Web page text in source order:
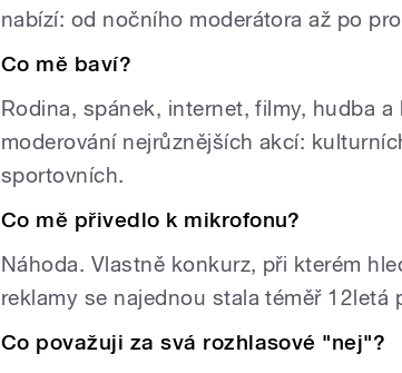
nabízí: od nočního moderátora až po
Co mě baví?
Rodina, spánek, internet, filmy, hudba a
moderování nejrůznějších akcí:
sportovních.
Co mě přivedlo k mikrofonu?
Náhoda. Vlastně konkurz, při kterém
reklamy se najednou stala téměř 12letá
Co považuji za svá rozhlasové "nej"?